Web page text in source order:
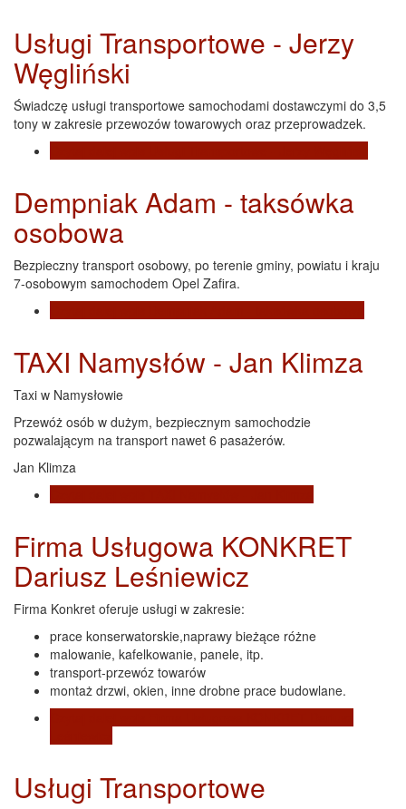
Usługi Transportowe - Jerzy
Węgliński
Świadczę usługi transportowe samochodami dostawczymi do 3,5
tony w zakresie przewozów towarowych oraz przeprowadzek.
Dempniak Adam - taksówka
osobowa
Bezpieczny transport osobowy, po terenie gminy, powiatu i kraju
7-osobowym samochodem Opel Zafira.
TAXI Namysłów - Jan Klimza
Taxi w Namysłowie
Przewóż osób w dużym, bezpiecznym samochodzie
pozwalającym na transport nawet 6 pasażerów.
Jan Klimza
Firma Usługowa KONKRET
Dariusz Leśniewicz
Firma Konkret oferuje usługi w zakresie:
prace konserwatorskie,naprawy bieżące różne
malowanie, kafelkowanie, panele, itp.
transport-przewóz towarów
montaż drzwi, okien, inne drobne prace budowlane.
Usługi Transportowe